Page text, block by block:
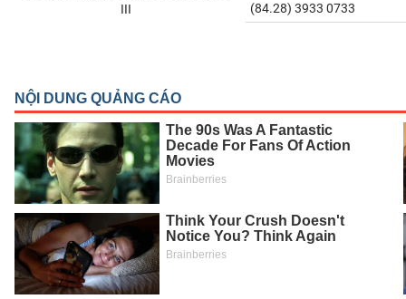
III
(84.28) 3933 0733
CÔNG
NGHỆ
THÔNG
TIN
DỊCH